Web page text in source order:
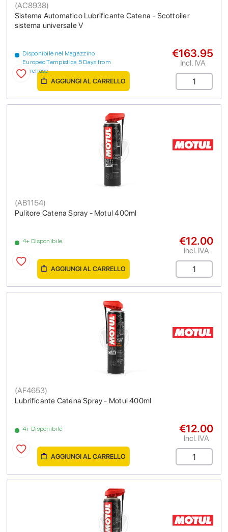
Sistema Automatico Lubrificante Catena - Scottoiler
sistema universale V
(AC8938)
Disponibile nel Magazzino
Europeo Tempistica 5 Days from
purchase
€163.95
Incl. IVA
AGGIUNGI AL CARRELLO
Pulitore Catena Spray - Motul 400ml
(AB1154)
4+ Disponibile €12.00
Incl. IVA
AGGIUNGI AL CARRELLO
Lubrificante Catena Spray - Motul 400ml
(AF4653)
4+ Disponibile €12.00
Incl. IVA
AGGIUNGI AL CARRELLO